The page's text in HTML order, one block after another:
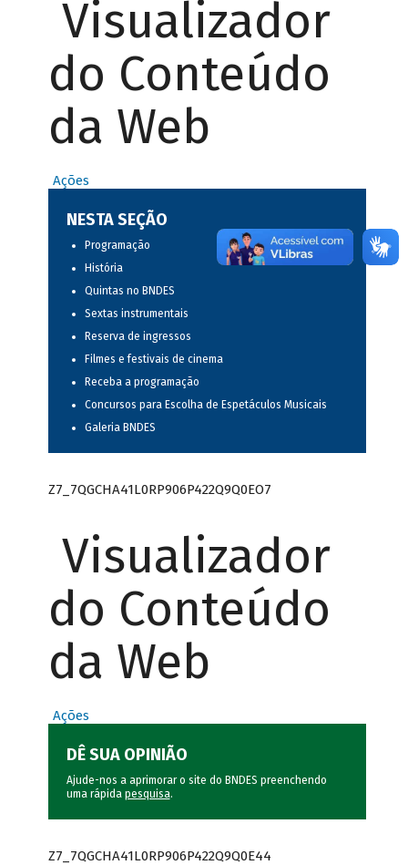
Visualizador
do Conteúdo
da Web
Ações
NESTA SEÇÃO
Programação
História
Quintas no BNDES
Sextas instrumentais
Reserva de ingressos
Filmes e festivais de cinema
Receba a programação
Concursos para Escolha de Espetáculos Musicais
Galeria BNDES
Z7_7QGCHA41L0RP906P422Q9Q0EO7
Visualizador
do Conteúdo
da Web
Ações
DÊ SUA OPINIÃO
Ajude-nos a aprimorar o site do BNDES preenchendo
uma rápida pesquisa.
Z7_7QGCHA41L0RP906P422Q9Q0E44